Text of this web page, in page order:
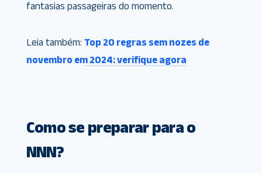
fantasias passageiras do momento.
Leia também: Top 20 regras sem nozes de
novembro em 2024: verifique agora
Como se preparar para o
NNN?